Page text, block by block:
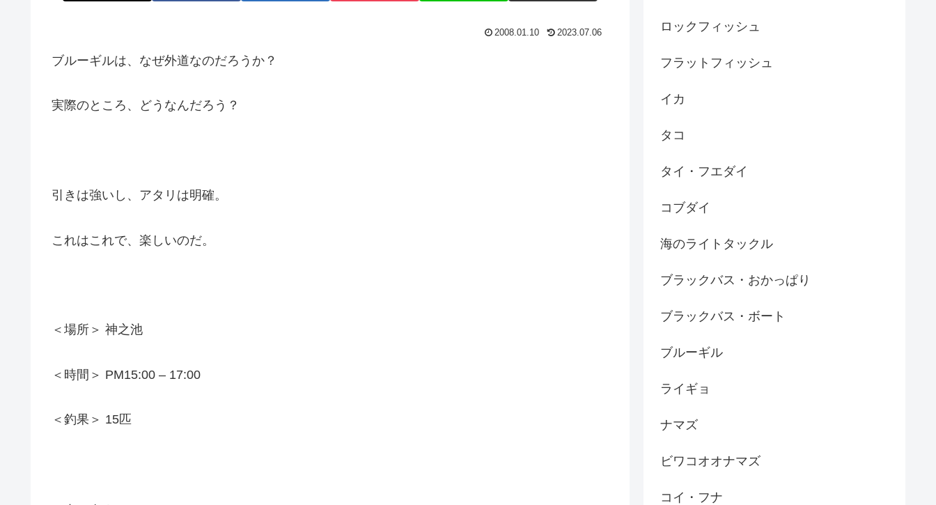
2008.01.10 2023.07.06
ブルーギルは、なぜ外道なのだろうか？
実際のところ、どうなんだろう？
引きは強いし、アタリは明確。
これはこれで、楽しいのだ。
＜場所＞ 神之池
＜時間＞ PM15:00 – 17:00
＜釣果＞ 15匹
ロックフィッシュ
フラットフィッシュ
イカ
タコ
タイ・フエダイ
コブダイ
海のライトタックル
ブラックバス・おかっぱり
ブラックバス・ボート
ブルーギル
ライギョ
ナマズ
ビワコオオナマズ
コイ・フナ